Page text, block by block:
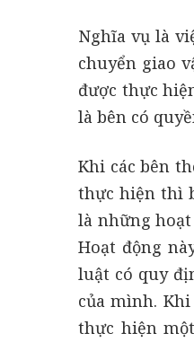
Nghĩa vụ là
chuyển giao
được thực
là bên có
Khi các bên
thực hiện thì
là những
Hoạt động
luật có quy
của mình.
thực hiện